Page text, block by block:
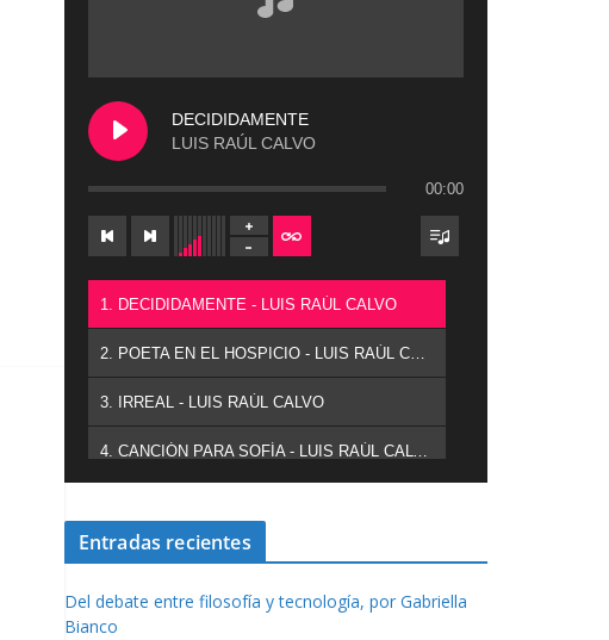
DECIDIDAMENTE
LUIS RAÚL CALVO
00:00
1. DECIDIDAMENTE - LUIS RAÚL CALVO
2. POETA EN EL HOSPICIO - LUIS RAÚL CALVO
3. IRREAL - LUIS RAÚL CALVO
Entradas recientes
Del debate entre filosofía y tecnología, por Gabriella
Bianco